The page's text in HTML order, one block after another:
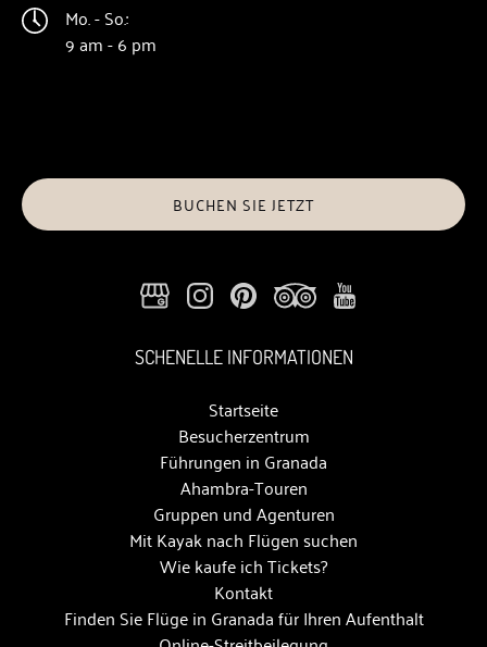
Mo. - So.:
9 am - 6 pm
BUCHEN SIE JETZT
SCHENELLE INFORMATIONEN
Startseite
Besucherzentrum
Führungen in Granada
Ahambra-Touren
Gruppen und Agenturen
Mit Kayak nach Flügen suchen
Wie kaufe ich Tickets?
Kontakt
Finden Sie Flüge in Granada für Ihren Aufenthalt